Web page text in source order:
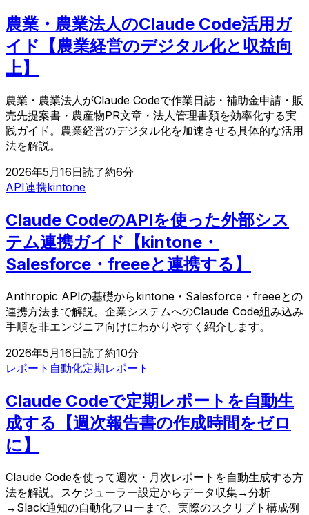
農業・農業法人のClaude Code活用ガ
イド【農業経営のデジタル化と収益向
上】
農業・農業法人がClaude Codeで作業日誌・補助金申請・販
売先提案書・農産物PR文章・法人管理書類を効率化する実
践ガイド。農業経営のデジタル化を加速させる具体的な活用
法を解説。
2026年5月16日読了約6分
API連携kintone
Claude CodeのAPIを使った外部シス
テム連携ガイド【kintone・
Salesforce・freeeと連携する】
Anthropic APIの基礎からkintone・Salesforce・freeeとの
連携方法まで解説。企業システムへのClaude Code組み込み
手順を非エンジニア向けにわかりやすく紹介します。
2026年5月16日読了約10分
レポート自動化定期レポート
Claude Codeで定期レポートを自動生
成する【週次報告書の作成時間をゼロ
に】
Claude Codeを使って週次・月次レポートを自動生成する方
法を解説。スケジューラー設定からデータ収集→分析
→Slack通知の自動化フローまで、実際のスクリプト構成例